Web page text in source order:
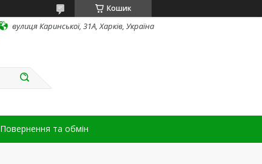
Кошик
вулиця Каринської, 31А, Харків, Україна
Повернення та обмін